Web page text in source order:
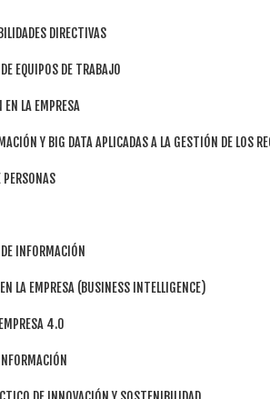
DIRECTIVAS
EQUIPOS DE TRABAJO
EN LA EMPRESA
Y BIG DATA APLICADAS A LA GESTIÓN DE LOS
PERSONAS
INFORMACIÓN
LA EMPRESA (BUSINESS INTELLIGENCE)
4.0